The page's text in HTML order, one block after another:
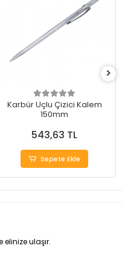
Karbür Uçlu Çizici Kalem
150mm
543,63 TL
Sepete Ekle
elinize ulaşır.